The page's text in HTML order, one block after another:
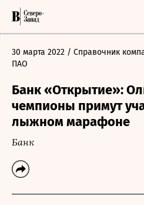
30 марта 2022 / Справочник
ПАО
Банк «Открытие»:
чемпионы примут
лыжном марафоне
Банк